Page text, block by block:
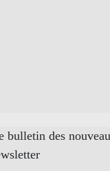
bulletin des